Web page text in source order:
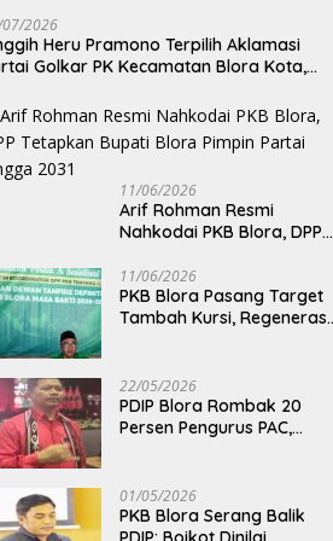
Kekeringan
2026
Heru Pramono Terpilih Aklamasi
Golkar PK Kecamatan Blora Kota,
11/06/2026
Arif Rohman Resmi
Nahkodai PKB Blora, DPP
Pimpin Partai hingga 2031
11/06/2026
PKB Blora Pasang Target
Tambah Kursi, Regenerasi
22/05/2026
PDIP Blora Rombak 20
Persen Pengurus PAC,
Kursi Ketua DPRD
01/05/2026
PKB Blora Serang Balik